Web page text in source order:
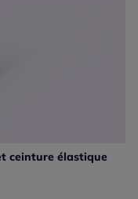
ceinture élastique